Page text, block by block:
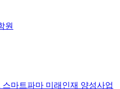
원
스마트파마 미래인재 양성사업